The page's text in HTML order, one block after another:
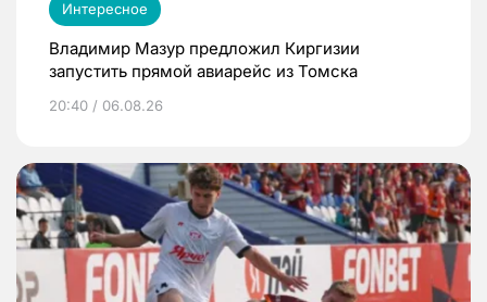
Интересное
Владимир Мазур предложил Киргизии
запустить прямой авиарейс из Томска
20:40 / 06.08.26